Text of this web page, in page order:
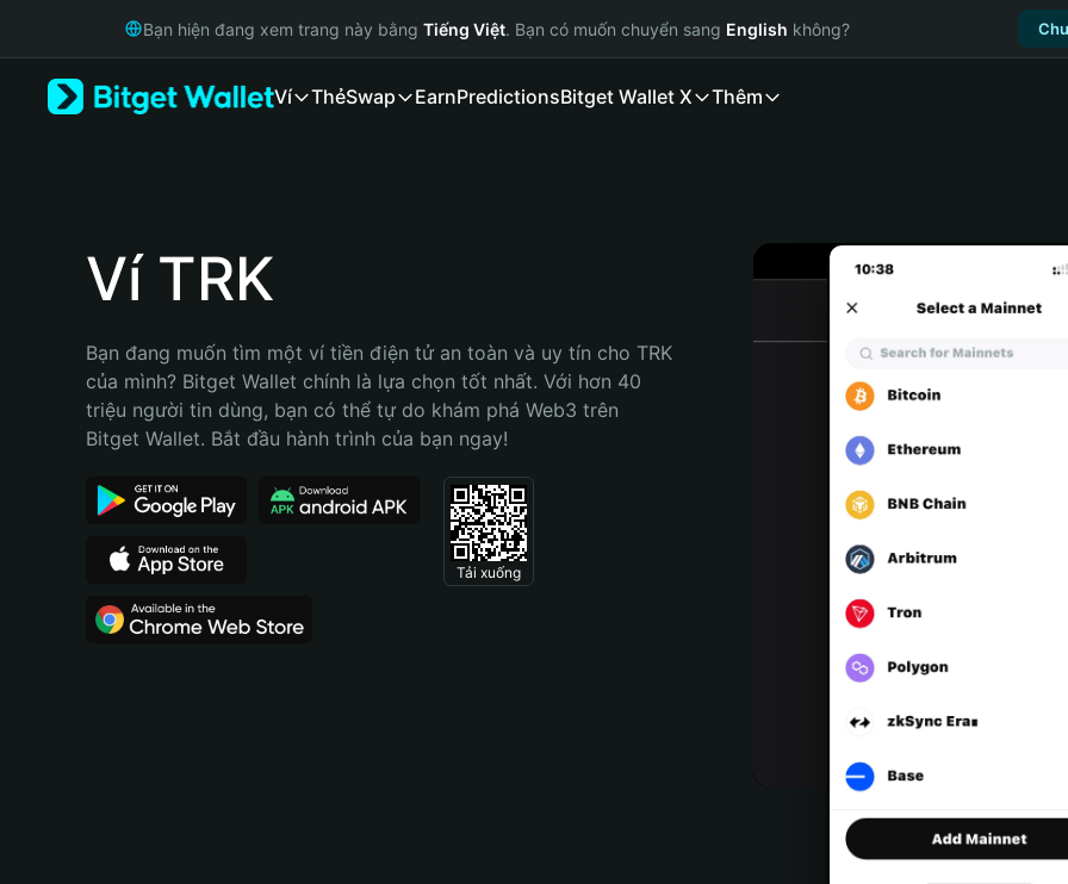
Русский
Bahasa Indonesia
Português (Brasil)
Bạn hiện đang xem trang này bằng Tiếng Việt. Bạn có muốn chuyển sang English không?
Ví ThẻSwap EarnPredictionsBitget Wallet X Thêm
Ví TRK
Bạn đang muốn tìm một ví tiền điện tử an toàn và uy tín cho TRK
của mình? Bitget Wallet chính là lựa chọn tốt nhất. Với hơn 40
triệu người tin dùng, bạn có thể tự do khám phá Web3 trên
Bitget Wallet. Bắt đầu hành trình của bạn ngay!
Tải xuống